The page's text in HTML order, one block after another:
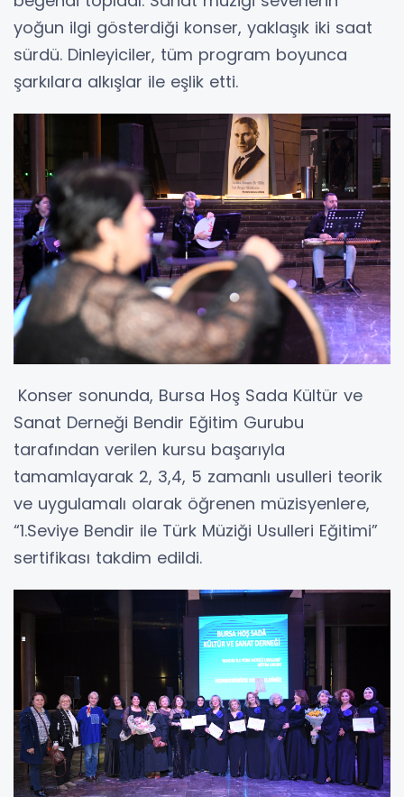
yoğun ilgi gösterdiği konser, yaklaşık iki saat
sürdü. Dinleyiciler, tüm program boyunca
şarkılara alkışlar ile eşlik etti.
Konser sonunda, Bursa Hoş Sada Kültür ve
Sanat Derneği Bendir Eğitim Gurubu
tarafından verilen kursu başarıyla
tamamlayarak 2, 3,4, 5 zamanlı usulleri teorik
ve uygulamalı olarak öğrenen müzisyenlere,
“1.Seviye Bendir ile Türk Müziği Usulleri Eğitimi”
sertifikası takdim edildi.